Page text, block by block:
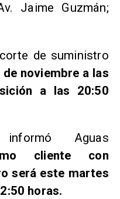
Jaime Guzmán;
de suministro
de noviembre a las
a las 20:50
informó Aguas
cliente con
será este martes
horas.